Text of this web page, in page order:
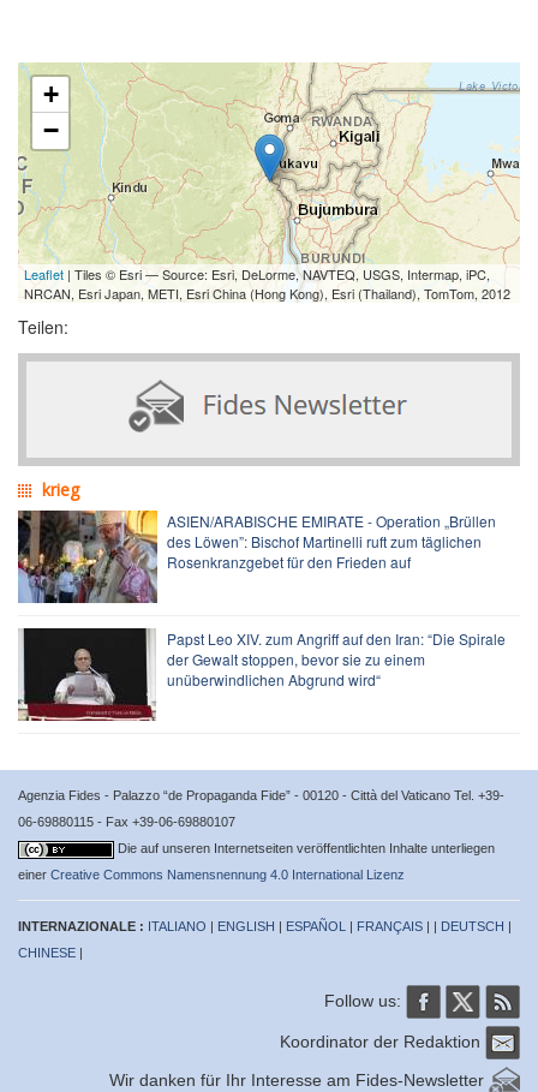
+
−
Leaflet | Tiles © Esri — Source: Esri, DeLorme, NAVTEQ, USGS, Intermap, iPC,
NRCAN, Esri Japan, METI, Esri China (Hong Kong), Esri (Thailand), TomTom, 2012
Teilen:
krieg
ASIEN/ARABISCHE EMIRATE - Operation „Brüllen
des Löwen”: Bischof Martinelli ruft zum täglichen
Rosenkranzgebet für den Frieden auf
Papst Leo XIV. zum Angriff auf den Iran: “Die Spirale
der Gewalt stoppen, bevor sie zu einem
unüberwindlichen Abgrund wird“
Agenzia Fides - Palazzo “de Propaganda Fide” - 00120 - Città del Vaticano Tel. +39-
06-69880115 - Fax +39-06-69880107
Die auf unseren Internetseiten veröffentlichten Inhalte unterliegen
einer Creative Commons Namensnennung 4.0 International Lizenz
INTERNAZIONALE : ITALIANO | ENGLISH | ESPAÑOL | FRANÇAIS | | DEUTSCH |
CHINESE |
Follow us:
Koordinator der Redaktion
Wir danken für Ihr Interesse am Fides-Newsletter